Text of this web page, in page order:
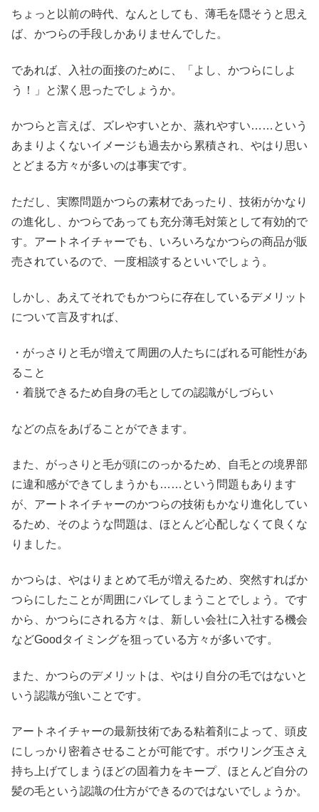
ちょっと以前の時代、なんとしても、薄毛を隠そうと思え
ば、かつらの手段しかありませんでした。
であれば、入社の面接のために、「よし、かつらにしよ
う！」と潔く思ったでしょうか。
かつらと言えば、ズレやすいとか、蒸れやすい……という
あまりよくないイメージも過去から累積され、やはり思い
とどまる方々が多いのは事実です。
ただし、実際問題かつらの素材であったり、技術がかなり
の進化し、かつらであっても充分薄毛対策として有効的で
す。アートネイチャーでも、いろいろなかつらの商品が販
売されているので、一度相談するといいでしょう。
しかし、あえてそれでもかつらに存在しているデメリット
について言及すれば、
・がっさりと毛が増えて周囲の人たちにばれる可能性があ
ること
・着脱できるため自身の毛としての認識がしづらい
などの点をあげることができます。
また、がっさりと毛が頭にのっかるため、自毛との境界部
に違和感ができてしまうかも……という問題もあります
が、アートネイチャーのかつらの技術もかなり進化してい
るため、そのような問題は、ほとんど心配しなくて良くな
りました。
かつらは、やはりまとめて毛が増えるため、突然すればか
つらにしたことが周囲にバレてしまうことでしょう。です
から、かつらにされる方々は、新しい会社に入社する機会
などGoodタイミングを狙っている方々が多いです。
また、かつらのデメリットは、やはり自分の毛ではないと
いう認識が強いことです。
アートネイチャーの最新技術である粘着剤によって、頭皮
にしっかり密着させることが可能です。ボウリング玉さえ
持ち上げてしまうほどの固着力をキープ、ほとんど自分の
髪の毛という認識の仕方ができるのではないでしょうか。